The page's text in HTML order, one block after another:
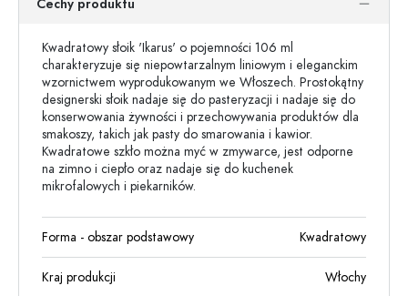
Cechy produktu
Kwadratowy słoik 'Ikarus' o pojemności 106 ml
charakteryzuje się niepowtarzalnym liniowym i eleganckim
wzornictwem wyprodukowanym we Włoszech. Prostokątny
designerski słoik nadaje się do pasteryzacji i nadaje się do
konserwowania żywności i przechowywania produktów dla
smakoszy, takich jak pasty do smarowania i kawior.
Kwadratowe szkło można myć w zmywarce, jest odporne
na zimno i ciepło oraz nadaje się do kuchenek
mikrofalowych i piekarników.
Forma - obszar podstawowy Kwadratowy
Kraj produkcji Włochy